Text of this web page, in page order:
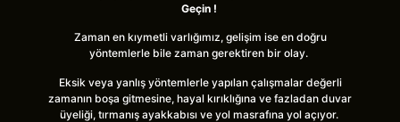
Geçin !
Zaman en kıymetli varlığımız, gelişim ise en doğru
yöntemlerle bile zaman gerektiren bir olay.
Eksik veya yanlış yöntemlerle yapılan çalışmalar değerli
zamanın boşa gitmesine, hayal kırıklığına ve fazladan duvar
üyeliği, tırmanış ayakkabısı ve yol masrafına yol açıyor.